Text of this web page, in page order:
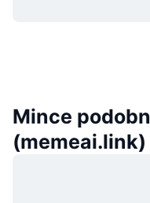
Mince
(memeai.link)